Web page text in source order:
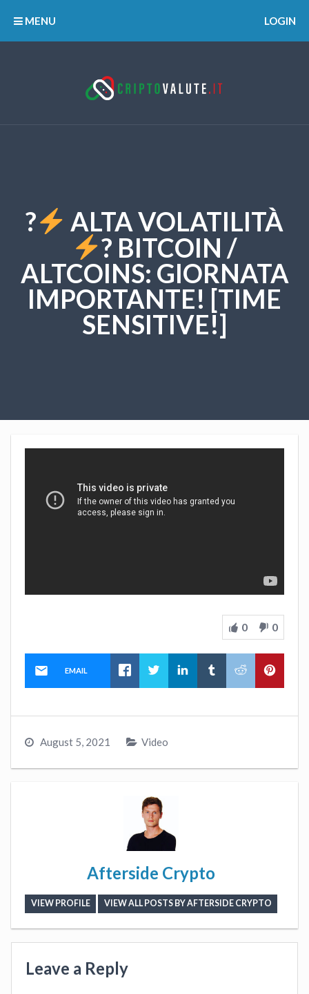
MENU LOGIN
?
ALTA VOLATILITÀ
? BITCOIN /
ALTCOINS: GIORNATA
IMPORTANTE! [TIME
SENSITIVE!]
0 0
EMAIL
August 5, 2021 Video
Afterside Crypto
VIEW PROFILE VIEW ALL POSTS BY AFTERSIDE CRYPTO
Leave a Reply